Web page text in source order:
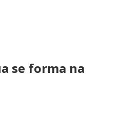
se forma na